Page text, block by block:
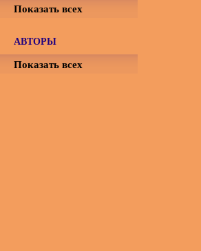
Показать всех
АВТОРЫ
Показать всех